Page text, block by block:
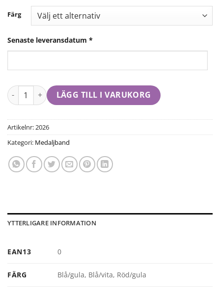
Färg
Senaste leveransdatum *
LÄGG TILL I VARUKORG
Artikelnr:2026
Kategori: Medaljband
YTTERLIGARE INFORMATION
EAN13 0
FÄRG Blå/gula, Blå/vita, Röd/gula